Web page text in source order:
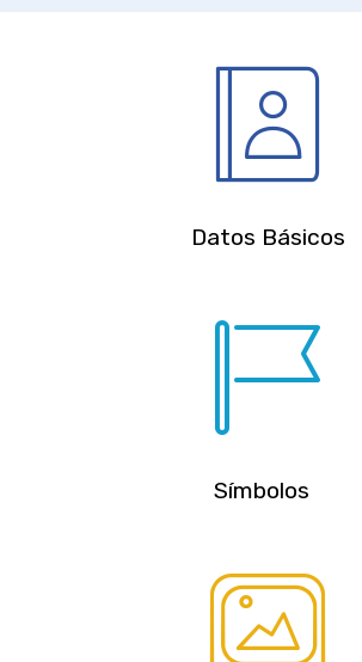
Datos Básicos
Símbolos